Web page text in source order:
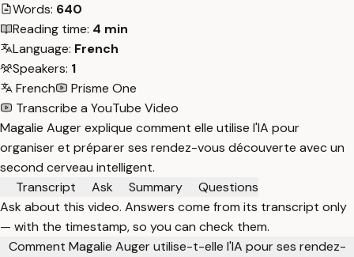
Words: 640
Reading time: 4 min
Language: French
Speakers: 1
French
Prisme One
Transcribe a YouTube Video
Magalie Auger explique comment elle utilise l'IA pour
organiser et préparer ses rendez-vous découverte avec un
second cerveau intelligent.
Transcript
Ask Summary
Questions
Ask about this video. Answers come from its transcript only
— with the timestamp, so you can check them.
Comment Magalie Auger utilise-t-elle l'IA pour ses rendez-